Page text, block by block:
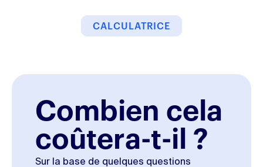
CALCULATRICE
Combien cela
coûtera-t-il ?
Sur la base de quelques questions